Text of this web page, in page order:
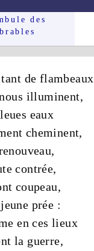
des
de flambeaux
illuminent,
eaux
cheminent,
,
contrée,
coupeau,
jeune prée :
en ces lieux
la guerre,